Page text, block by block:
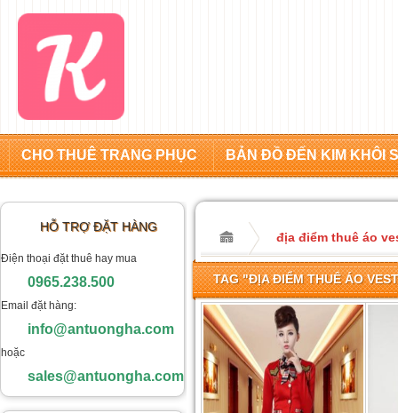
CHO THUÊ TRANG PHỤC BẢN ĐỒ ĐẾN KIM KHÔI
HỖ TRỢ ĐẶT HÀNG
Điện thoại đặt thuê hay mua
0965.238.500
Email đặt hàng:
info@antuongha.com
hoặc
sales@antuongha.com
địa điểm thuê áo
TAG "ĐỊA ĐIỂM THUÊ ÁO